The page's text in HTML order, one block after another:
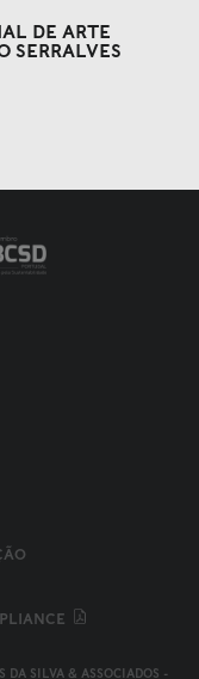
DE ARTE
SERRALVES
SILVA & ASSOCIADOS -